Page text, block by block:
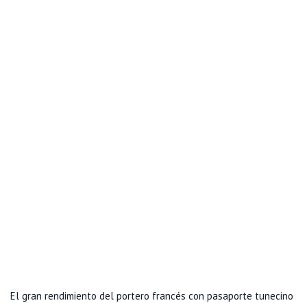
El gran rendimiento del portero francés con pasaporte tunecino